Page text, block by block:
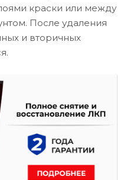
краски или между
После удаления
и вторичных